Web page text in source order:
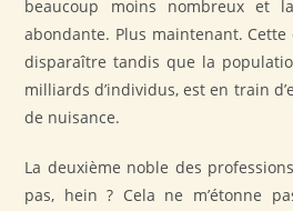
beaucoup moins nombreux et
abondante. Plus maintenant.
disparaître tandis que la
milliards d’individus, est en train
de nuisance.
La deuxième noble des
pas, hein ? Cela ne m’étonne